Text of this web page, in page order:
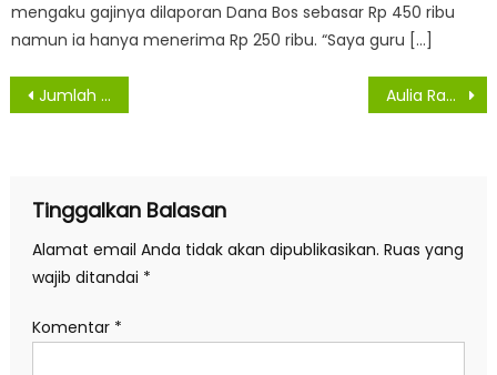
mengaku gajinya dilaporan Dana Bos sebasar Rp 450 ribu
namun ia hanya menerima Rp 250 ribu. “Saya guru […]
Navigasi
Jumlah Kasus Sembuh Covid-19 di Sumut Capai 3.965 Kasus Aulia Rahman Sampaikan Permohonan Pengunduran Diri Sebagai Anggota DPRD Medan
Tinggalkan Balasan
Alamat email Anda tidak akan dipublikasikan. Ruas yang
wajib ditandai *
Komentar *